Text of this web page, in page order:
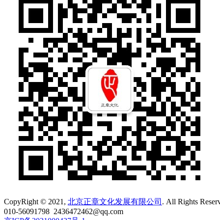
课后习题... 16
第2章 快速上手Windows 10系统
系统的启动与退出... 18
2.1.1启动 Windows 10 系统... 18
2.1.2 退出Windows 10 系统... 19
2.1.3注销Windows 10 账户... 20
“开始”菜单的使用与设置... 20
2.2.1在“开始”菜单上添加项目... 21
2.2.2在“开始”菜单上添加磁贴... 22
2.3任务栏的设置... 24
CopyRight © 2021, 北京正章文化发展有限公司 . All Rights
010-56091798 2436472462@qq.com